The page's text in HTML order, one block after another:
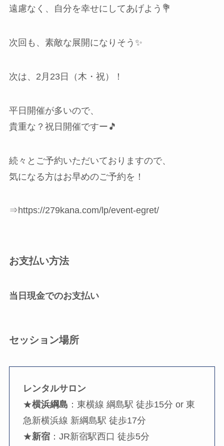
遠慮なく、自分を幸せにしてあげよう💐
次回も、素敵な展開になりそう✨️
次は、2月23日（木・祝）！
平日開催が多いので、
貴重な？祝日開催ですー🎵
続々とご予約いただいておりますので、
気になる方はお早めのご予約を！
⇒https://279kana.com/lp/event-egret/
お支払い方法
当日現金でのお支払い
セッション場所
レンタルサロン
★横浜綱島 ：東横線 綱島駅 徒歩15分 or 東
急新横浜線 新綱島駅 徒歩17分
★新宿：JR新宿駅西口 徒歩5分